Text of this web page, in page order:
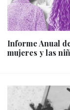
Informe Anual
mujeres y las